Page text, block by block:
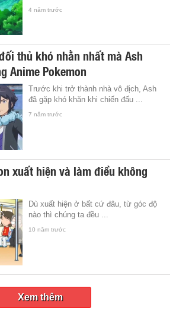
4 năm trước
thủ khó nhằn nhất mà Ash
Anime Pokemon
Trước khi trở thành nhà vô địch, Ash
đã gặp khó khăn khi chiến đấu ...
7 năm trước
xuất hiện và làm điều không
Dù xuất hiện ở bất cứ đâu, từ góc độ
nào thì chúng ta đều ...
10 năm trước
Xem thêm